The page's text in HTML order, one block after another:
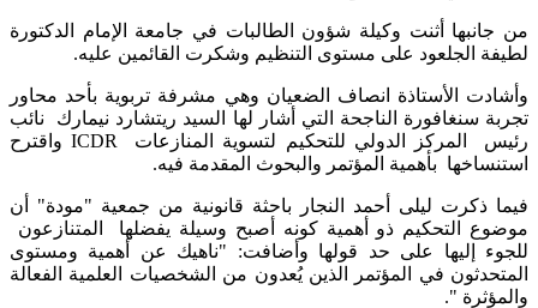
من جانبها أثنت وكيلة شؤون الطالبات في جامعة الإمام الدكتورة
لطيفة الجلعود على مستوى التنظيم وشكرت القائمين عليه.
وأشادت الأستاذة انصاف الضعيان وهي مشرفة تربوية بأحد محاور
تجربة سنغافورة الناجحة التي أشار لها السيد ريتشارد نيمارك نائب
رئيس المركز الدولي للتحكيم لتسوية المنازعات ICDR واقترح
استنساخها بأهمية المؤتمر والبحوث المقدمة فيه.
فيما ذكرت ليلى أحمد النجار باحثة قانونية من جمعية "مودة" أن
موضوع التحكيم ذو أهمية كونه أصبح وسيلة يفضلها المتنازعون
للجوء إليها على حد قولها وأضافت: "ناهيك عن أهمية ومستوى
المتحدثون في المؤتمر الذين يُعدون من الشخصيات العلمية الفعالة
والمؤثرة ".